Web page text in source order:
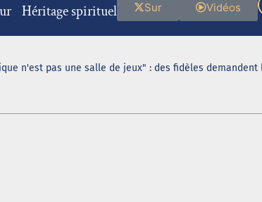
Héritage spirituel Vidéos
Sur
n'est pas une salle de jeux" : des fidèles demandent